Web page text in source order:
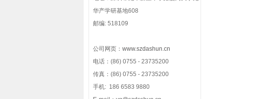
华产学研基地608
邮编: 518109
公司网页： www.szdashun.cn
电话：(86) 0755 - 23735200
传真：(86) 0755 - 23735200
手机: 186 6583 9880